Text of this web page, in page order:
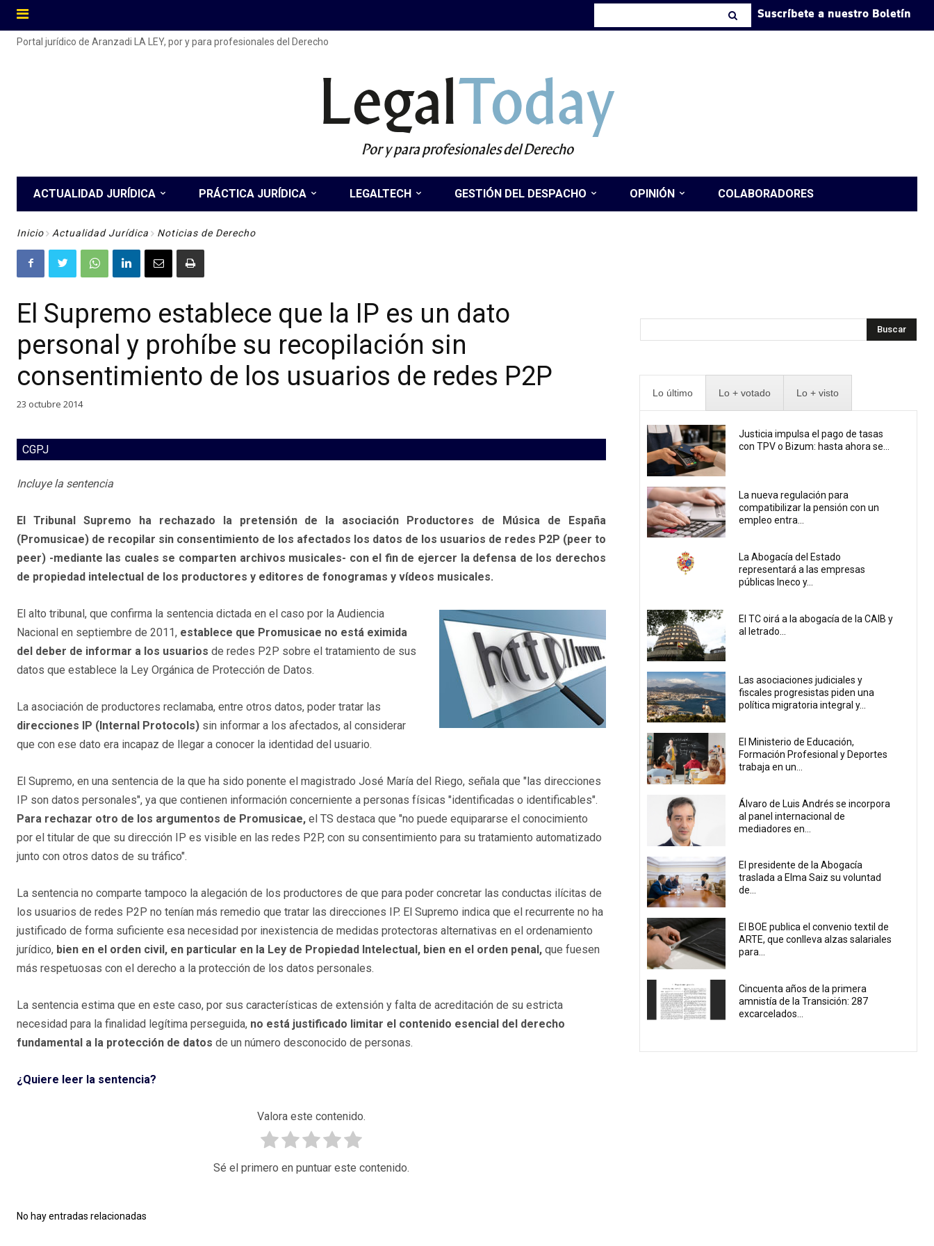
Suscríbete a nuestro Boletín
Portal jurídico de Aranzadi LA LEY, por y para profesionales del Derecho
LegalToday
Por y para profesionales del Derecho
ACTUALIDAD JURÍDICA PRÁCTICA JURÍDICA LEGALTECH GESTIÓN DEL DESPACHO OPINIÓN COLABORADORES
Inicio Actualidad Jurídica Noticias de Derecho
El Supremo establece que la IP es un dato
personal y prohíbe su recopilación sin
consentimiento de los usuarios de redes P2P
23 octubre 2014
CGPJ
Incluye la sentencia
El Tribunal Supremo ha rechazado la pretensión de la asociación Productores de Música de España
(Promusicae) de recopilar sin consentimiento de los afectados los datos de los usuarios de redes P2P (peer to
peer) -mediante las cuales se comparten archivos musicales- con el fin de ejercer la defensa de los derechos
de propiedad intelectual de los productores y editores de fonogramas y vídeos musicales.
El alto tribunal, que confirma la sentencia dictada en el caso por la Audiencia
Nacional en septiembre de 2011, establece que Promusicae no está eximida
del deber de informar a los usuarios de redes P2P sobre el tratamiento de sus
datos que establece la Ley Orgánica de Protección de Datos.
La asociación de productores reclamaba, entre otros datos, poder tratar las
direcciones IP (Internal Protocols) sin informar a los afectados, al considerar
que con ese dato era incapaz de llegar a conocer la identidad del usuario.
El Supremo, en una sentencia de la que ha sido ponente el magistrado José María del Riego, señala que "las direcciones
IP son datos personales", ya que contienen información concerniente a personas físicas "identificadas o identificables".
Para rechazar otro de los argumentos de Promusicae, el TS destaca que "no puede equipararse el conocimiento
por el titular de que su dirección IP es visible en las redes P2P, con su consentimiento para su tratamiento automatizado
junto con otros datos de su tráfico".
La sentencia no comparte tampoco la alegación de los productores de que para poder concretar las conductas ilícitas de
los usuarios de redes P2P no tenían más remedio que tratar las direcciones IP. El Supremo indica que el recurrente no ha
justificado de forma suficiente esa necesidad por inexistencia de medidas protectoras alternativas en el ordenamiento
jurídico, bien en el orden civil, en particular en la Ley de Propiedad Intelectual, bien en el orden penal, que fuesen
más respetuosas con el derecho a la protección de los datos personales.
La sentencia estima que en este caso, por sus características de extensión y falta de acreditación de su estricta
necesidad para la finalidad legítima perseguida, no está justificado limitar el contenido esencial del derecho
fundamental a la protección de datos de un número desconocido de personas.
¿Quiere leer la sentencia?
Valora este contenido.
Sé el primero en puntuar este contenido.
No hay entradas relacionadas
Buscar
Lo último Lo + votado Lo + visto
Justicia impulsa el pago de tasas
con TPV o Bizum: hasta ahora se...
La nueva regulación para
compatibilizar la pensión con un
empleo entra...
La Abogacía del Estado
representará a las empresas
públicas Ineco y...
El TC oirá a la abogacía de la CAIB y
al letrado...
Las asociaciones judiciales y
fiscales progresistas piden una
política migratoria integral y...
El Ministerio de Educación,
Formación Profesional y Deportes
trabaja en un...
Álvaro de Luis Andrés se incorpora
al panel internacional de
mediadores en...
El presidente de la Abogacía
traslada a Elma Saiz su voluntad
de...
El BOE publica el convenio textil de
ARTE, que conlleva alzas salariales
para...
Cincuenta años de la primera
amnistía de la Transición: 287
excarcelados...